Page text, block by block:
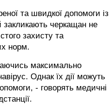
та швидкої допомоги із
закликають черкащан не
захисту та
норм.
максимально
Однак їх дії можуть
- говорять медичні